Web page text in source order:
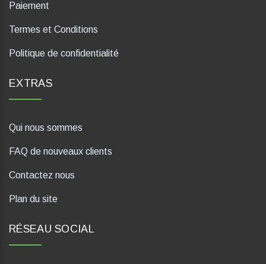
Paiement
Termes et Conditions
Politique de confidentialité
EXTRAS
Qui nous sommes
FAQ de nouveaux clients
Contactez nous
Plan du site
RÉSEAU SOCIAL